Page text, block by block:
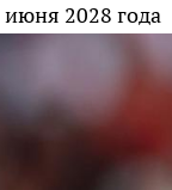
2028 года